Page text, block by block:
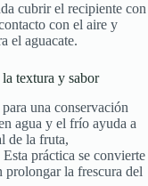
cubrir el recipiente con
con el aire y
el aguacate.
textura y sabor
una conservación
agua y el frío ayuda a
de la fruta,
práctica se convierte
prolongar la frescura del